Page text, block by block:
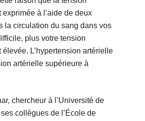
exprimée à l’aide de deux
la circulation du sang dans vos
plus votre tension
élevée. L’hypertension artérielle
artérielle supérieure à
chercheur à l’Université de
collègues de l’École de